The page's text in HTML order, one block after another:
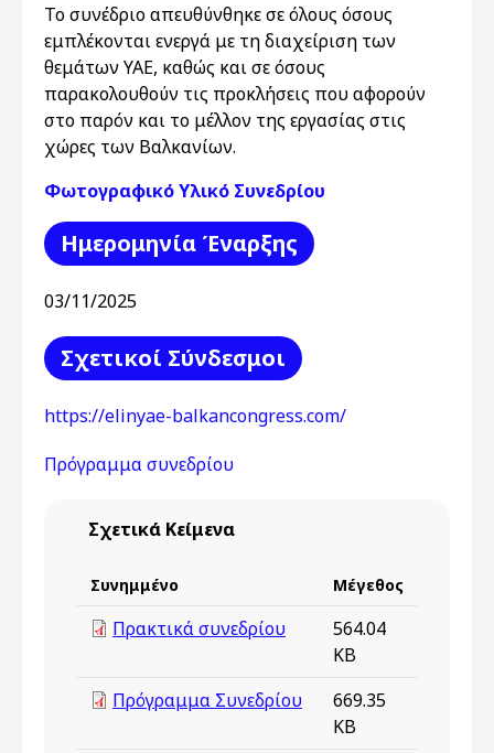
Το συνέδριο απευθύνθηκε σε όλους όσους
εμπλέκονται ενεργά με τη διαχείριση των
θεμάτων ΥΑΕ, καθώς και σε όσους
παρακολουθούν τις προκλήσεις που αφορούν
στο παρόν και το μέλλον της εργασίας στις
χώρες των Βαλκανίων.
Φωτογραφικό Υλικό Συνεδρίου
Ημερομηνία Έναρξης
03/11/2025
Σχετικοί Σύνδεσμοι
https://elinyae-balkancongress.com/
Πρόγραμμα συνεδρίου
Σχετικά Κείμενα
Συνημμένο Μέγεθος
Πρακτικά συνεδρίου
564.04
KB
Πρόγραμμα Συνεδρίου
669.35
KB